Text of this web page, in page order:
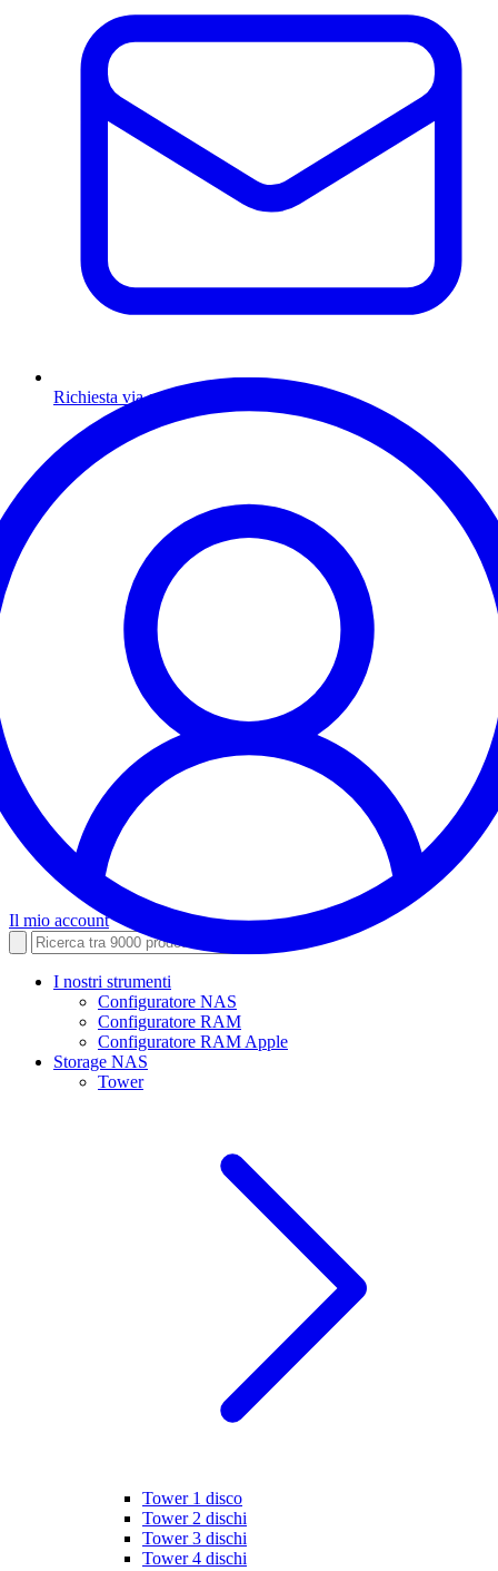
Richiesta via email
Il mio account
I nostri strumenti
Configuratore NAS
Configuratore RAM
Configuratore RAM Apple
Storage NAS
Tower
Tower 1 disco
Tower 2 dischi
Tower 3 dischi
Tower 4 dischi